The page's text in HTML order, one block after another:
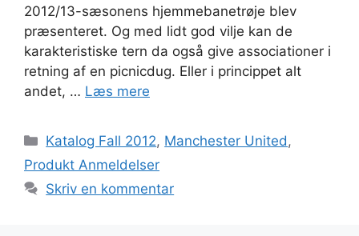
2012/13-sæsonens hjemmebanetrøje blev
præsenteret. Og med lidt god vilje kan de
karakteristiske tern da også give associationer i
retning af en picnicdug. Eller i princippet alt
andet, … Læs mere
Kategorier
Katalog Fall 2012, Manchester United,
Produkt Anmeldelser
Skriv en kommentar